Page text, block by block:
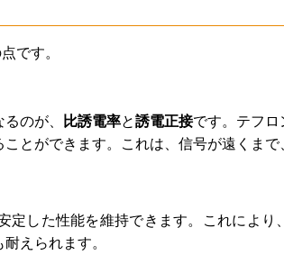
です。
のが、
比誘電率と誘電正接です。テフロ
とができます。これは、信号が遠くま
した性能を維持できます。これにより
えられます。